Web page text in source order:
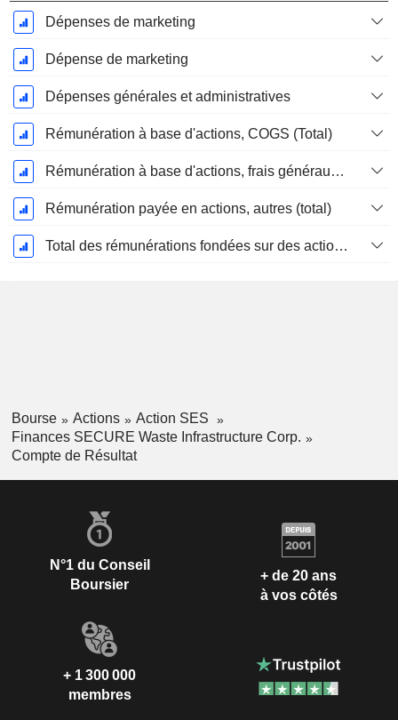
Dépenses de marketing
Dépense de marketing
Dépenses générales et administratives
Rémunération à base d'actions, COGS (Total)
Rémunération à base d'actions, frais généraux et administratifs (total)
Rémunération payée en actions, autres (total)
Total des rémunérations fondées sur des actions
Bourse Actions
Action SES
Finances SECURE Waste Infrastructure Corp.
Compte de Résultat
N°1 du Conseil
Boursier
+ de 20 ans
à vos côtés
+ 1 300 000
membres